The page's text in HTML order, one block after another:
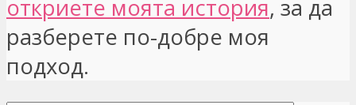
откриете моята история, за да
разберете по-добре моя
подход.